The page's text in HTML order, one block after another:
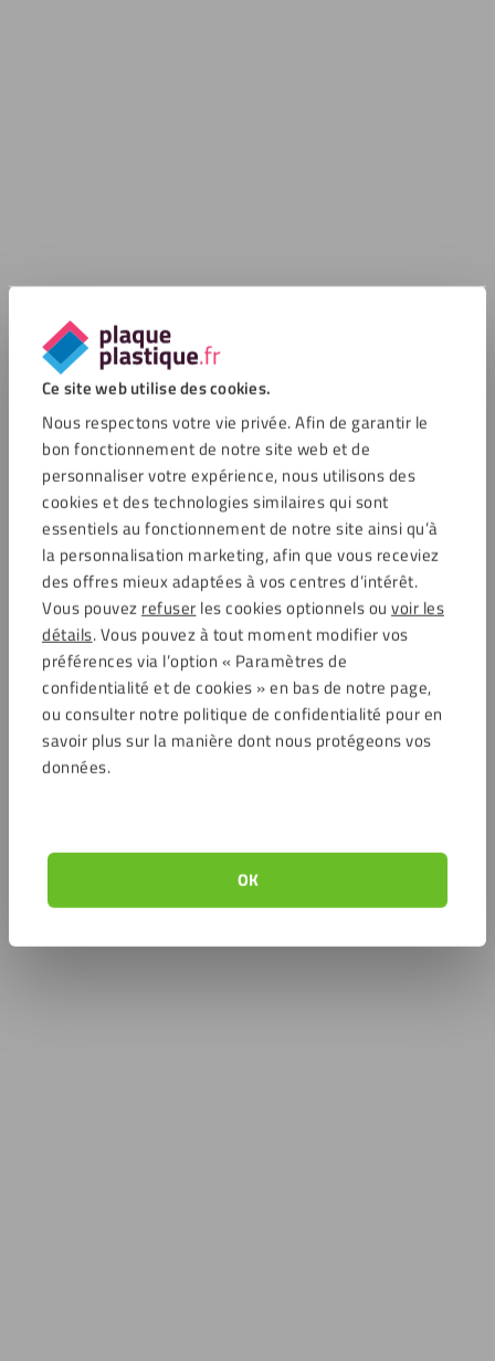
Ce site web utilise des cookies.
Nous respectons votre vie privée. Afin de garantir le
bon fonctionnement de notre site web et de
personnaliser votre expérience, nous utilisons des
cookies et des technologies similaires qui sont
essentiels au fonctionnement de notre site ainsi qu’à
la personnalisation marketing, afin que vous receviez
des offres mieux adaptées à vos centres d’intérêt.
Vous pouvezrefuserles cookies optionnels ou voir les
détails. Vous pouvez à tout moment modifier vos
préférences via l’option « Paramètres de
confidentialité et de cookies » en bas de notre page,
ou consulter notre politique de confidentialité pour en
savoir plus sur la manière dont nous protégeons vos
données.
OK